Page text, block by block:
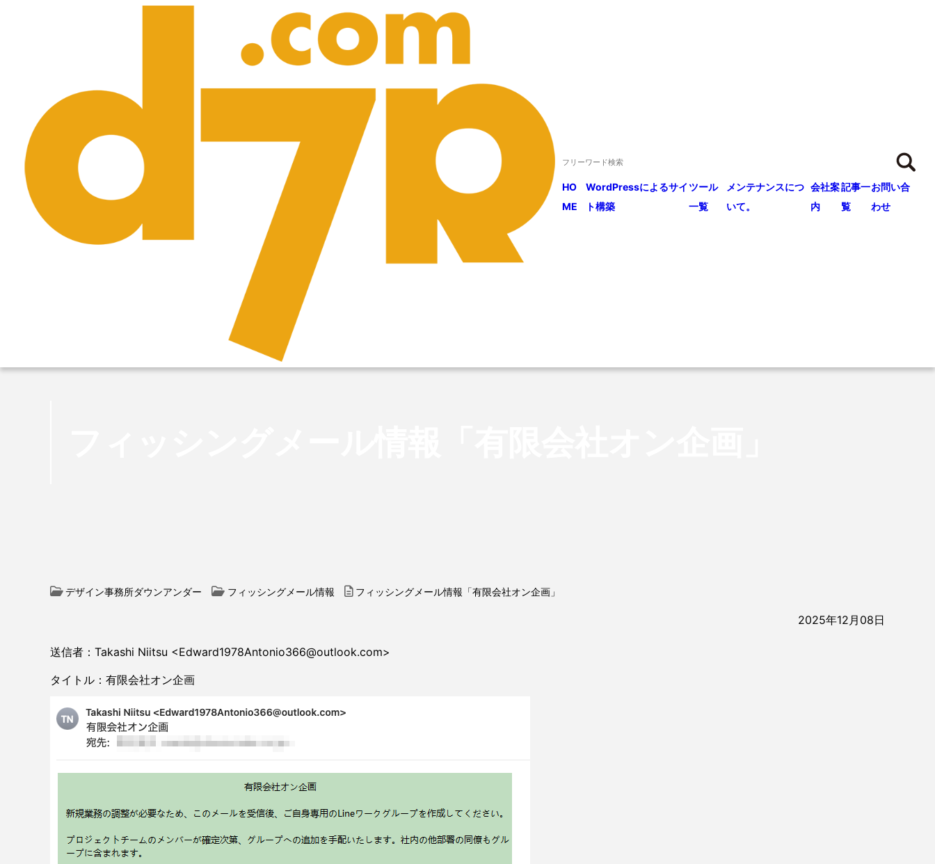
HO
ME
WordPressによるサイ
ト構築
ツール
一覧
メンテナンスにつ
いて。
会社案
内
記事一
覧
お問い合
わせ
デザイン事務所ダウンアンダー フィッシングメール情報 フィッシングメール情報「有限会社オン企画」
2025年12月08日
送信者：Takashi Niitsu <Edward1978Antonio366@outlook.com>
タイトル：有限会社オン企画